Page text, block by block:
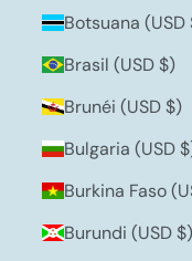
Botsuana (USD
Brasil (USD $)
Brunéi (USD $)
Bulgaria (USD
Burkina Faso
Burundi (USD $)